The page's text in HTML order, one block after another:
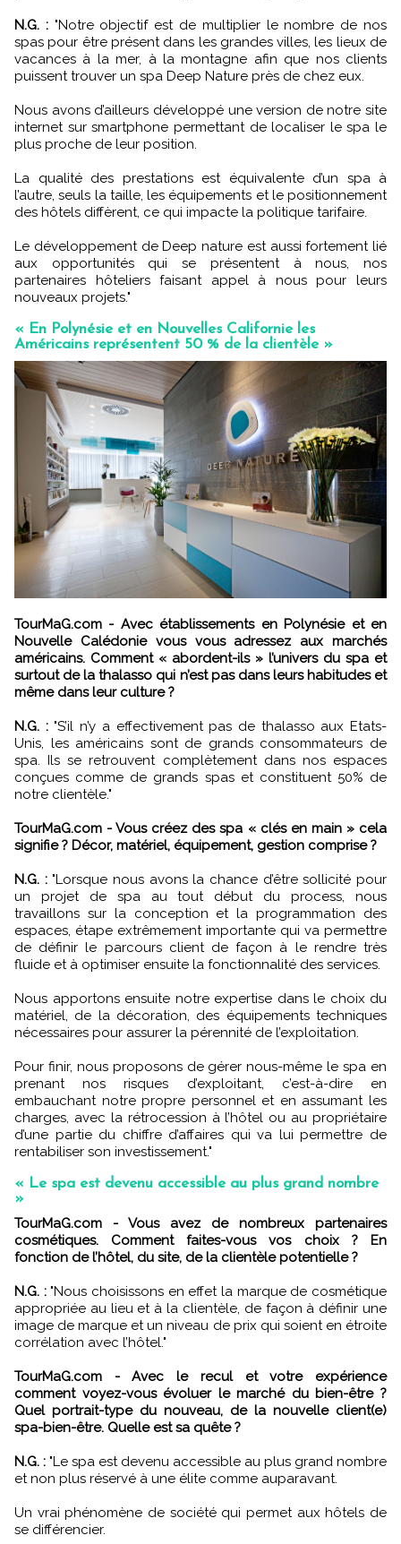
N.G. :"Notre objectif est de multiplier le nombre de nos
spas pour être présent dans les grandes villes, les lieux de
vacances à la mer, à la montagne afin que nos clients
puissent trouver un spa Deep Nature près de chez eux.
Nous avons d’ailleurs développé une version de notre site
internet sur smartphone permettant de localiser le spa le
plus proche de leur position.
La qualité des prestations est équivalente d’un spa à
l’autre, seuls la taille, les équipements et le positionnement
des hôtels diffèrent, ce qui impacte la politique tarifaire.
Le développement de Deep nature est aussi fortement lié
aux opportunités qui se présentent à nous, nos
partenaires hôteliers faisant appel à nous pour leurs
nouveaux projets."
« En Polynésie et en Nouvelles Californie les
Américains représentent 50 % de la clientèle »
TourMaG.com - Avec établissements en Polynésie et en
Nouvelle Calédonie vous vous adressez aux marchés
américains. Comment « abordent-ils » l’univers du spa et
surtout de la thalasso qui n’est pas dans leurs habitudes et
même dans leur culture ?
N.G. :"S’il n’y a effectivement pas de thalasso aux Etats-
Unis, les américains sont de grands consommateurs de
spa. Ils se retrouvent complètement dans nos espaces
conçues comme de grands spas et constituent 50% de
notre clientèle."
TourMaG.com - Vous créez des spa « clés en main » cela
signifie ? Décor, matériel, équipement, gestion comprise ?
N.G. :"Lorsque nous avons la chance d’être sollicité pour
un projet de spa au tout début du process, nous
travaillons sur la conception et la programmation des
espaces, étape extrêmement importante qui va permettre
de définir le parcours client de façon à le rendre très
fluide et à optimiser ensuite la fonctionnalité des services.
Nous apportons ensuite notre expertise dans le choix du
matériel, de la décoration, des équipements techniques
nécessaires pour assurer la pérennité de l’exploitation.
Pour finir, nous proposons de gérer nous-même le spa en
prenant nos risques d’exploitant, c’est-à-dire en
embauchant notre propre personnel et en assumant les
charges, avec la rétrocession à l’hôtel ou au propriétaire
d’une partie du chiffre d’affaires qui va lui permettre de
rentabiliser son investissement."
« Le spa est devenu accessible au plus grand nombre
»
TourMaG.com - Vous avez de nombreux partenaires
cosmétiques. Comment faites-vous vos choix ? En
fonction de l’hôtel, du site, de la clientèle potentielle ?
N.G. :"Nous choisissons en effet la marque de cosmétique
appropriée au lieu et à la clientèle, de façon à définir une
image de marque et un niveau de prix qui soient en étroite
corrélation avec l’hôtel."
TourMaG.com - Avec le recul et votre expérience
comment voyez-vous évoluer le marché du bien-être ?
Quel portrait-type du nouveau, de la nouvelle client(e)
spa-bien-être. Quelle est sa quête ?
N.G. : "Le spa est devenu accessible au plus grand nombre
et non plus réservé à une élite comme auparavant.
Un vrai phénomène de société qui permet aux hôtels de
se différencier.